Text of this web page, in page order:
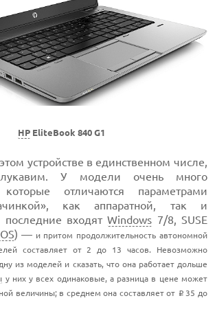
HPEliteBook 840 G1
устройстве в единственном числе,
У модели очень много
отличаются параметрами
как аппаратной, так и
последние входятWindows 7/8, SUSE
) — и притом продолжительность автономной
составляет от 2 до 13 часов. Невозможно
из моделей и сказать, что она работает дольше
у них у всех одинаковые, а разница в цене может
величины; в среднем она составляет от i35 до